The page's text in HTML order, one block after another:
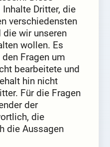
Dritter, die
verschiedensten
die wir unseren
wollen. Es
Fragen um
bearbeitete und
hin nicht
Für die Fragen
der
die
die Aussagen